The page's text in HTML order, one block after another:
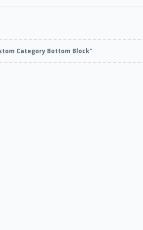
Category Bottom Block"